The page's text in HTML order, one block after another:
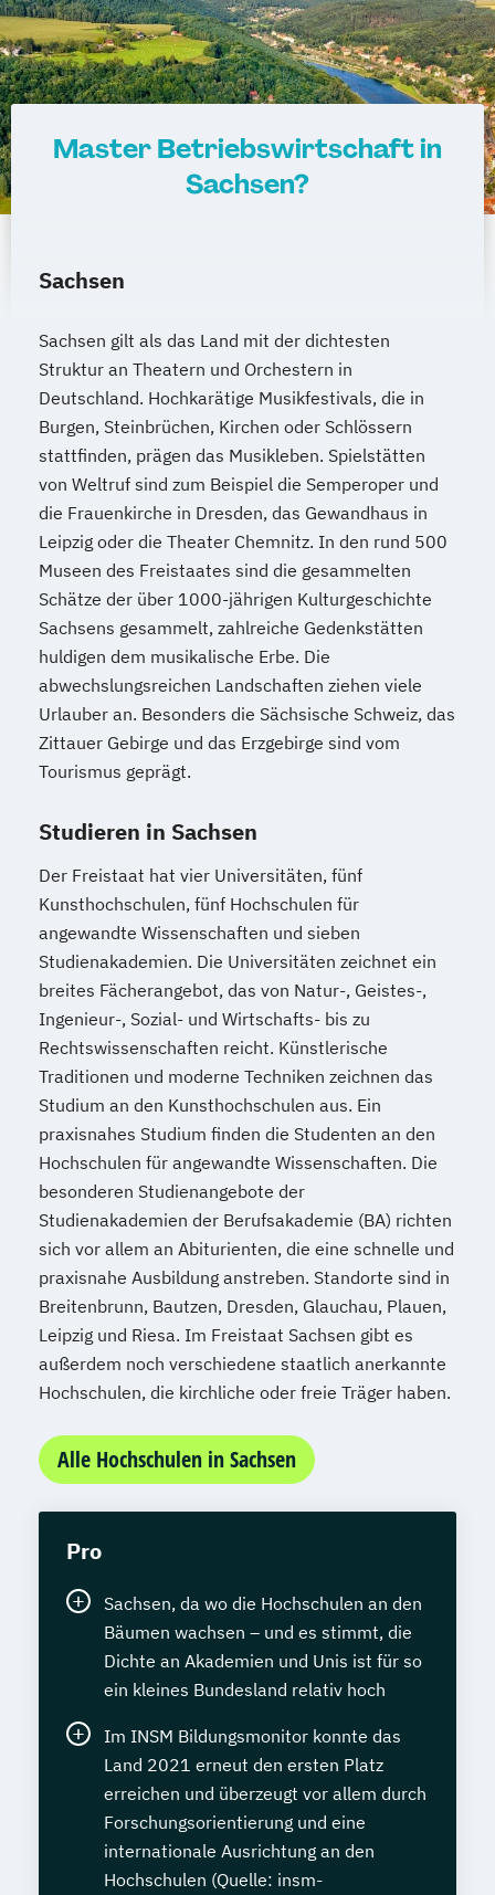
(B. Eng.) 6 oder 7 Semester
Wirtschaftsingenieurwesen Logistik (B.
Eng.) 6 ode 7 Semester
Wirtschaftsingenieurwesen für Ingenieure
Wirtschaftsingenieurwesen für
Wirtschaftswissenschaftler
Kunststofftechnik
Wirtschafts­ingenieur­wesen Medizintechnik
Wirtschafts­ingenieur­wesen
Verfahrenstechnik
Zukunftsmanagement
Master Betriebswirtschaft in
Sachsen?
Sachsen
Sachsen gilt als das Land mit der dichtesten
Struktur an Theatern und Orchestern in
Deutschland. Hochkarätige Musikfestivals, die in
Burgen, Steinbrüchen, Kirchen oder Schlössern
stattfinden, prägen das Musikleben. Spielstätten
von Weltruf sind zum Beispiel die Semperoper und
die Frauenkirche in Dresden, das Gewandhaus in
Leipzig oder die Theater Chemnitz. In den rund 500
Museen des Freistaates sind die gesammelten
Schätze der über 1000-jährigen Kulturgeschichte
Sachsens gesammelt, zahlreiche Gedenkstätten
huldigen dem musikalische Erbe. Die
abwechslungsreichen Landschaften ziehen viele
Urlauber an. Besonders die Sächsische Schweiz, das
Zittauer Gebirge und das Erzgebirge sind vom
Tourismus geprägt.
Studieren in Sachsen
Der Freistaat hat vier Universitäten, fünf
Kunsthochschulen, fünf Hochschulen für
angewandte Wissenschaften und sieben
Studienakademien. Die Universitäten zeichnet ein
breites Fächerangebot, das von Natur-, Geistes-,
Ingenieur-, Sozial- und Wirtschafts- bis zu
Rechtswissenschaften reicht. Künstlerische
Traditionen und moderne Techniken zeichnen das
Studium an den Kunsthochschulen aus. Ein
praxisnahes Studium finden die Studenten an den
Hochschulen für angewandte Wissenschaften. Die
besonderen Studienangebote der
Studienakademien der Berufsakademie (BA) richten
sich vor allem an Abiturienten, die eine schnelle und
praxisnahe Ausbildung anstreben. Standorte sind in
Breitenbrunn, Bautzen, Dresden, Glauchau, Plauen,
Leipzig und Riesa. Im Freistaat Sachsen gibt es
außerdem noch verschiedene staatlich anerkannte
Hochschulen, die kirchliche oder freie Träger haben.
Alle Hochschulen in Sachsen
Pro
Sachsen, da wo die Hochschulen an den
Bäumen wachsen – und es stimmt, die
Dichte an Akademien und Unis ist für so
ein kleines Bundesland relativ hoch
Im INSM Bildungsmonitor konnte das
Land 2021 erneut den ersten Platz
erreichen und überzeugt vor allem durch
Forschungsorientierung und eine
internationale Ausrichtung an den
Hochschulen (Quelle: insm-